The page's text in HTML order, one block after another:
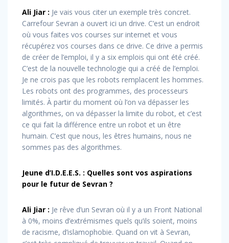
Ali Jiar : Je vais vous citer un exemple très concret.
Carrefour Sevran a ouvert ici un drive. C’est un endroit
où vous faites vos courses sur internet et vous
récupérez vos courses dans ce drive. Ce drive a permis
de créer de l’emploi, il y a six emplois qui ont été créé.
C’est de la nouvelle technologie qui a créé de l’emploi.
Je ne crois pas que les robots remplacent les hommes.
Les robots ont des programmes, des processeurs
limités. À partir du moment où l’on va dépasser les
algorithmes, on va dépasser la limite du robot, et c’est
ce qui fait la différence entre un robot et un être
humain. C’est que nous, les êtres humains, nous ne
sommes pas des algorithmes.
Jeune d’I.D.E.E.S. : Quelles sont vos aspirations
pour le futur de Sevran ?
Ali Jiar : Je rêve d’un Sevran où il y a un Front National
à 0%, moins d’extrémismes quels qu’ils soient, moins
de racisme, d’islamophobie. Quand on vit à Sevran,